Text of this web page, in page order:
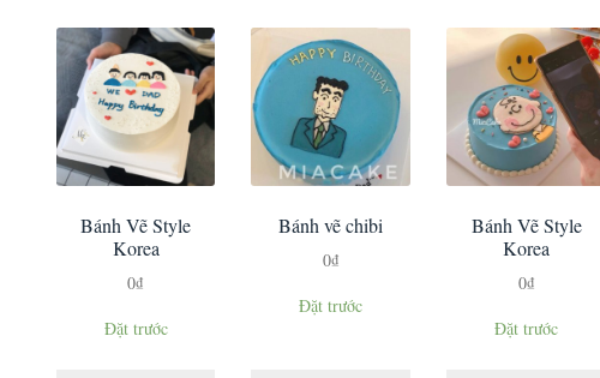
Bánh Vẽ Style
Korea
0₫
Đặt trước
Bánh vẽ chibi
0₫
Đặt trước
Bánh Vẽ Style
Korea
0₫
Đặt trước